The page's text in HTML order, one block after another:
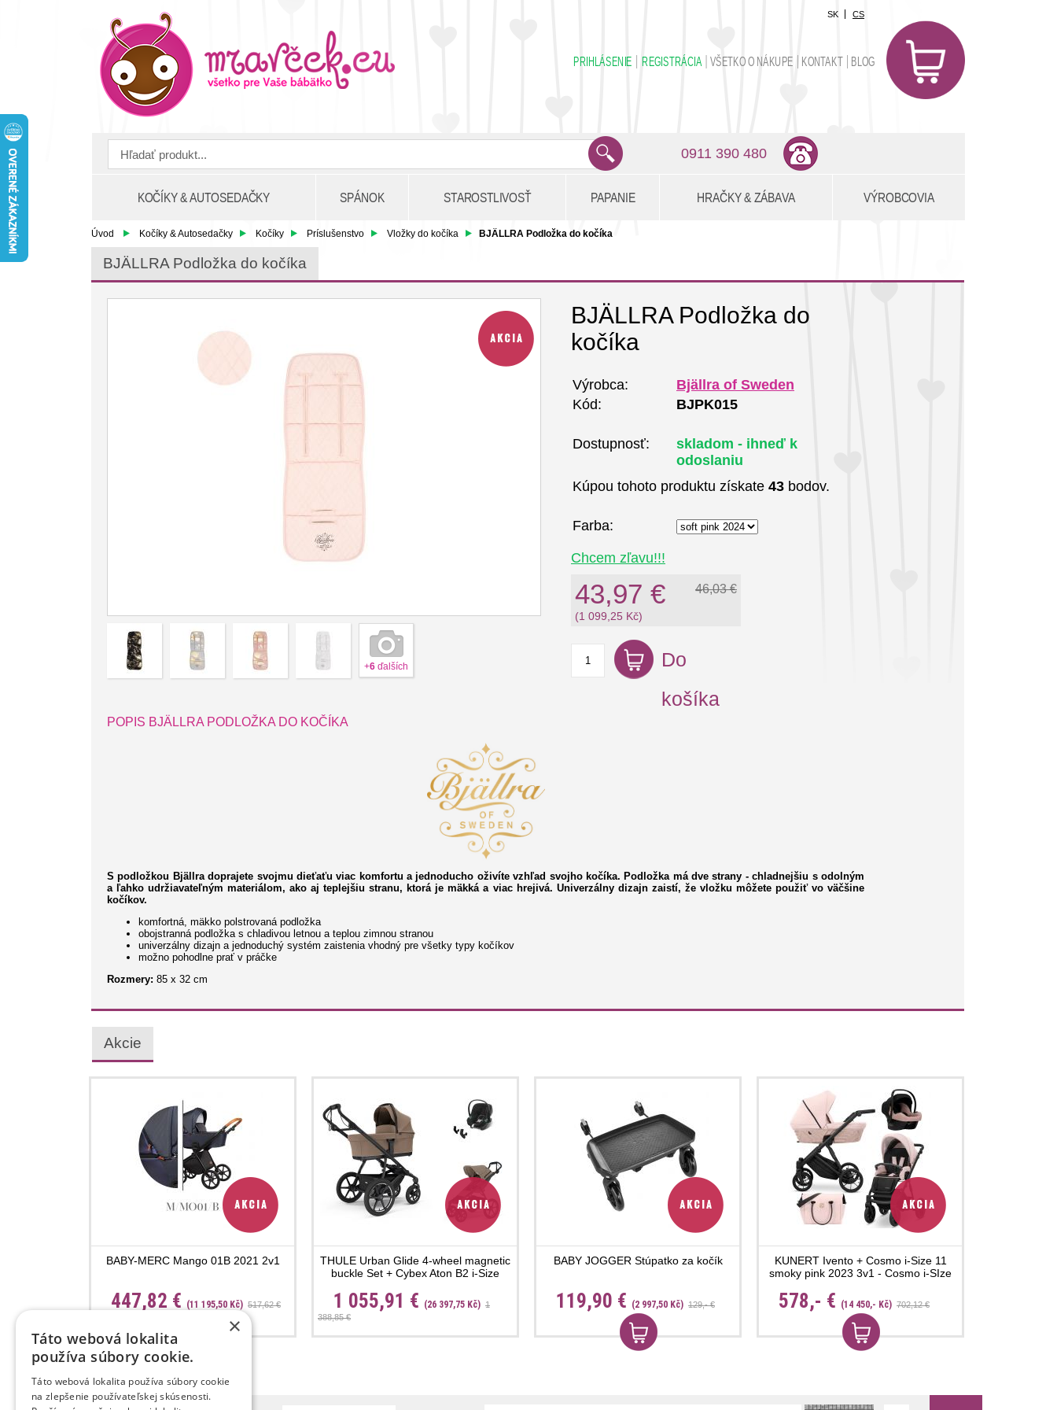
0položiek
0,00 €
SK CS
PRIHLÁSENIE REGISTRÁCIA VŠETKO O NÁKUPE KONTAKT BLOG
0911 390 480
KOČÍKY & AUTOSEDAČKY SPÁNOK STAROSTLIVOSŤ PAPANIE HRAČKY & ZÁBAVA VÝROBCOVIA
Úvod Kočíky & Autosedačky Kočíky Príslušenstvo Vložky do kočíka BJÄLLRA Podložka do kočíka
BJÄLLRA Podložka do kočíka
+6 ďalších
BJÄLLRA Podložka do
kočíka
Výrobca:
Bjällra of Sweden
Kód:
BJPK015
Dostupnosť:
skladom - ihneď k
odoslaniu
Kúpou tohoto produktu získate 43 bodov.
Farba:
Chcem zľavu!!!
46,03 €
43,97 €
(1 099,25 Kč)
Do
košíka
POPIS BJÄLLRA PODLOŽKA DO KOČÍKA
S podložkou Bjällra doprajete svojmu dieťaťu viac komfortu a jednoducho oživíte vzhľad svojho kočíka. Podložka má dve strany - chladnejšiu s odolným
a ľahko udržiavateľným materiálom, ako aj teplejšiu stranu, ktorá je mäkká a viac hrejivá. Univerzálny dizajn zaistí, že vložku môžete použiť vo väčšine
kočíkov.
komfortná, mäkko polstrovaná podložka
obojstranná podložka s chladivou letnou a teplou zimnou stranou
univerzálny dizajn a jednoduchý systém zaistenia vhodný pre všetky typy kočíkov
možno pohodlne prať v práčke
Rozmery: 85 x 32 cm
Akcie
BABY-MERC Mango 01B 2021 2v1
447,82 € (11 195,50 Kč) 517,62 €
THULE Urban Glide 4-wheel magnetic
buckle Set + Cybex Aton B2 i-Size
1 055,91 € (26 397,75 Kč) 1
388,85 €
BABY JOGGER Stúpatko za kočík
119,90 € (2 997,50 Kč) 129,- €
KUNERT Ivento + Cosmo i-Size 11
smoky pink 2023 3v1 - Cosmo i-SIze
578,- € (14 450,- Kč) 702,12 €
×
Táto webová lokalita
používa súbory cookie.
Táto webová lokalita používa súbory cookie
na zlepšenie používateľskej skúsenosti.